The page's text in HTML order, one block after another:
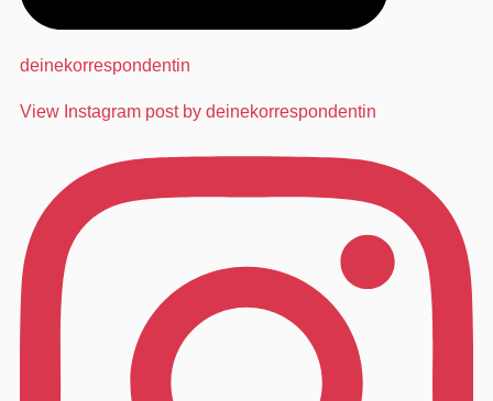
deinekorrespondentin
View Instagram post by deinekorrespondentin